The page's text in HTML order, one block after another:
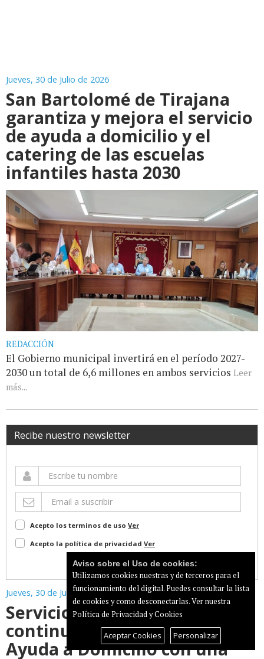
Jueves, 30 de Julio de 2026
San Bartolomé de Tirajana
garantiza y mejora el servicio
de ayuda a domicilio y el
catering de las escuelas
infantiles hasta 2030
REDACCIÓN
El Gobierno municipal invertirá en el período 2027-
2030 un total de 6,6 millones en ambos servicios Leer
más...
Recibe nuestro newsletter
Acepto los terminos de uso Ver
Acepto la política de privacidad Ver
Jueves, 30 de Julio de 2026
Servicios Sociales da
continuidad al Servicio de
Ayuda a Domicilio con una
Aviso sobre el Uso de cookies:
Utilizamos cookies nuestras y de terceros para el
funcionamiento del digital. Puedes consultar la lista
de cookies y como desconectarlas.Ver nuestra
Política de Privacidad y Cookies
Aceptar Cookies Personalizar